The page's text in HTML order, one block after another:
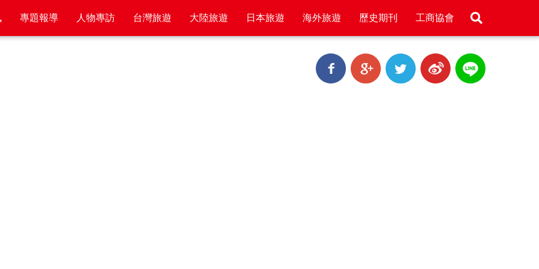
專題報導 人物專訪 台灣旅遊 大陸旅遊 日本旅遊 海外旅遊 歷史期刊 工商協會